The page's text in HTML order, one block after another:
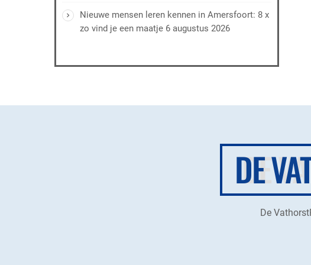
Nieuwe mensen leren kennen in Amersfoort: 8 x
zo vind je een maatje 6 augustus 2026
DE
De